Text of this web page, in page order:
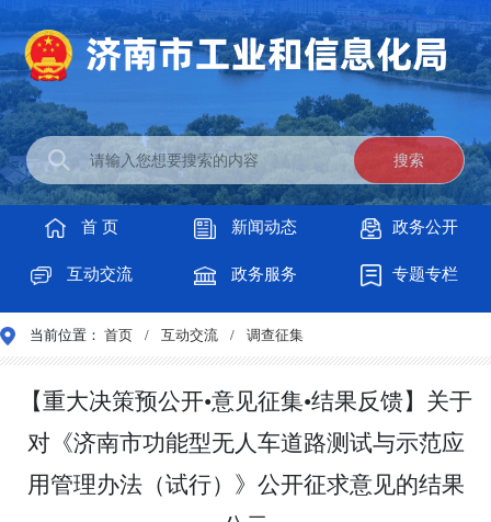
首 页 新闻动态 政务公开
互动交流 政务服务 专题专栏
当前位置： 首页 / 互动交流 / 调查征集
【重大决策预公开•意见征集•结果反馈】关于
对《济南市功能型无人车道路测试与示范应
用管理办法（试行）》公开征求意见的结果